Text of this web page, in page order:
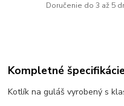
Doručenie do 3 až 5
Kompletné
Kotlík na guláš vyrobený s